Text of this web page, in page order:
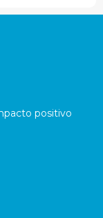
positivo